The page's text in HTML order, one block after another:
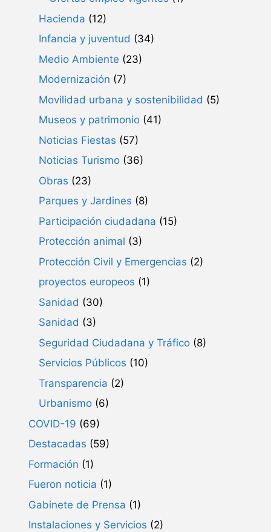
Hacienda (12)
Infancia y juventud (34)
Medio Ambiente (23)
Modernización (7)
Movilidad urbana y sostenibilidad (5)
Museos y patrimonio (41)
Noticias Fiestas (57)
Noticias Turismo (36)
Obras (23)
Parques y Jardines (8)
Participación ciudadana (15)
Protección animal (3)
Protección Civil y Emergencias (2)
proyectos europeos (1)
Sanidad (30)
Sanidad (3)
Seguridad Ciudadana y Tráfico (8)
Servicios Públicos (10)
Transparencia (2)
Urbanismo (6)
COVID-19 (69)
Destacadas (59)
Formación (1)
Fueron noticia (1)
Gabinete de Prensa (1)
Instalaciones y Servicios (2)